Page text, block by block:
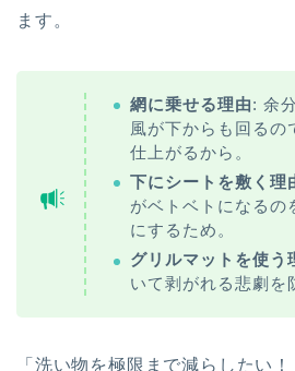
ます。
網に乗せる理由: 余
風が下からも回るの
仕上がるから。
下にシートを敷く理
がベトベトになるの
にするため。
グリルマットを使う
いて剥がれる悲劇を
「洗い物を極限まで減らしたい